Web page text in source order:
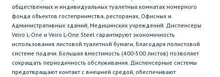
общественных и индивидуальных туалетных комнатах номерного
фонда объектов гостеприимства, ресторанах, Офисных и
Административных зданий, Медицинских учреждений. Диспенсеры
Veiro L-One и Veiro L-One Steel гарантируют экономичность
использования листовой туалетной бумаги, благодаря полистовой
системе подачи. Большая вместимость (400-500 листов) позволяет
сокращать периодичность обслуживания. Диспенсерные системы
предотвращают контакт с внешней средой, обеспечивают